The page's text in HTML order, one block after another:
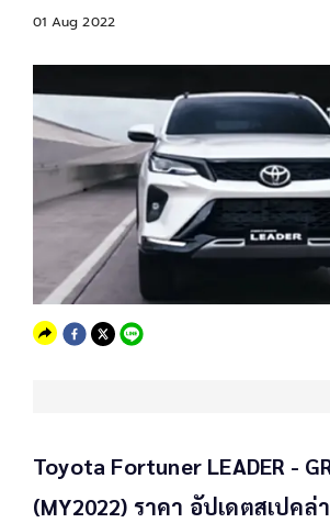
01 Aug 2022
Toyota Fortuner LEADER -
(MY2022) ราคา อัปเดตสเปค